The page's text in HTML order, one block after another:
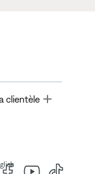
clientèle Toggle